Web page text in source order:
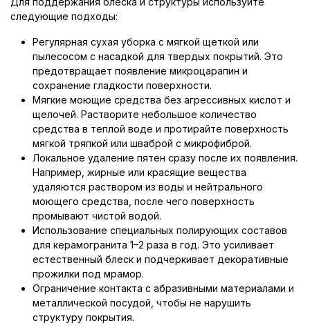
следующие подходы:
Регулярная сухая уборка с мягкой щеткой или
пылесосом с насадкой для твердых покрытий. Это
предотвращает появление микроцарапин и
сохранение гладкости поверхности.
Мягкие моющие средства без агрессивных кислот и
щелочей. Растворите небольшое количество
средства в теплой воде и протирайте поверхность
мягкой тряпкой или шваброй с микрофиброй.
Локальное удаление пятен сразу после их появления.
Например, жирные или красящие вещества
удаляются раствором из воды и нейтрального
моющего средства, после чего поверхность
промывают чистой водой.
Использование специальных полирующих составов
для керамогранита 1–2 раза в год. Это усиливает
естественный блеск и подчеркивает декоративные
прожилки под мрамор.
Ограничение контакта с абразивными материалами и
металлической посудой, чтобы не нарушить
структуру покрытия.